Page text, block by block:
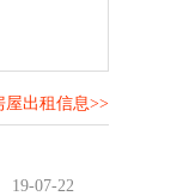
屋出租信息>>
19-07-22